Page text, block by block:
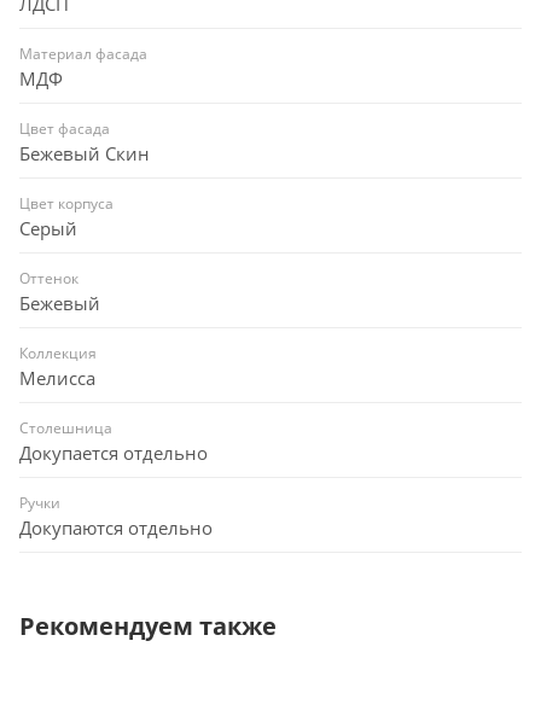
Материал фасада
МДФ
Цвет фасада
Бежевый Скин
Цвет корпуса
Серый
Оттенок
Бежевый
Коллекция
Мелисса
Столешница
Докупается отдельно
Ручки
Докупаются отдельно
Рекомендуем также